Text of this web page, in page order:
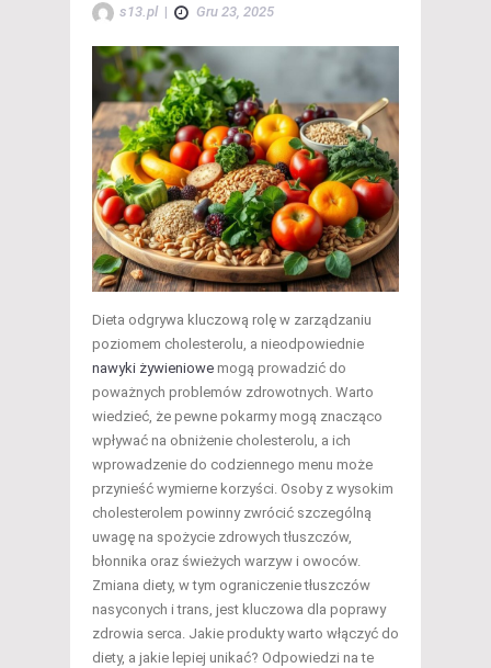
s13.pl | Gru 23, 2025
Dieta odgrywa kluczową rolę w zarządzaniu
poziomem cholesterolu, a nieodpowiednie
nawyki żywieniowe mogą prowadzić do
poważnych problemów zdrowotnych. Warto
wiedzieć, że pewne pokarmy mogą znacząco
wpływać na obniżenie cholesterolu, a ich
wprowadzenie do codziennego menu może
przynieść wymierne korzyści. Osoby z wysokim
cholesterolem powinny zwrócić szczególną
uwagę na spożycie zdrowych tłuszczów,
błonnika oraz świeżych warzyw i owoców.
Zmiana diety, w tym ograniczenie tłuszczów
nasyconych i trans, jest kluczowa dla poprawy
zdrowia serca. Jakie produkty warto włączyć do
diety, a jakie lepiej unikać? Odpowiedzi na te